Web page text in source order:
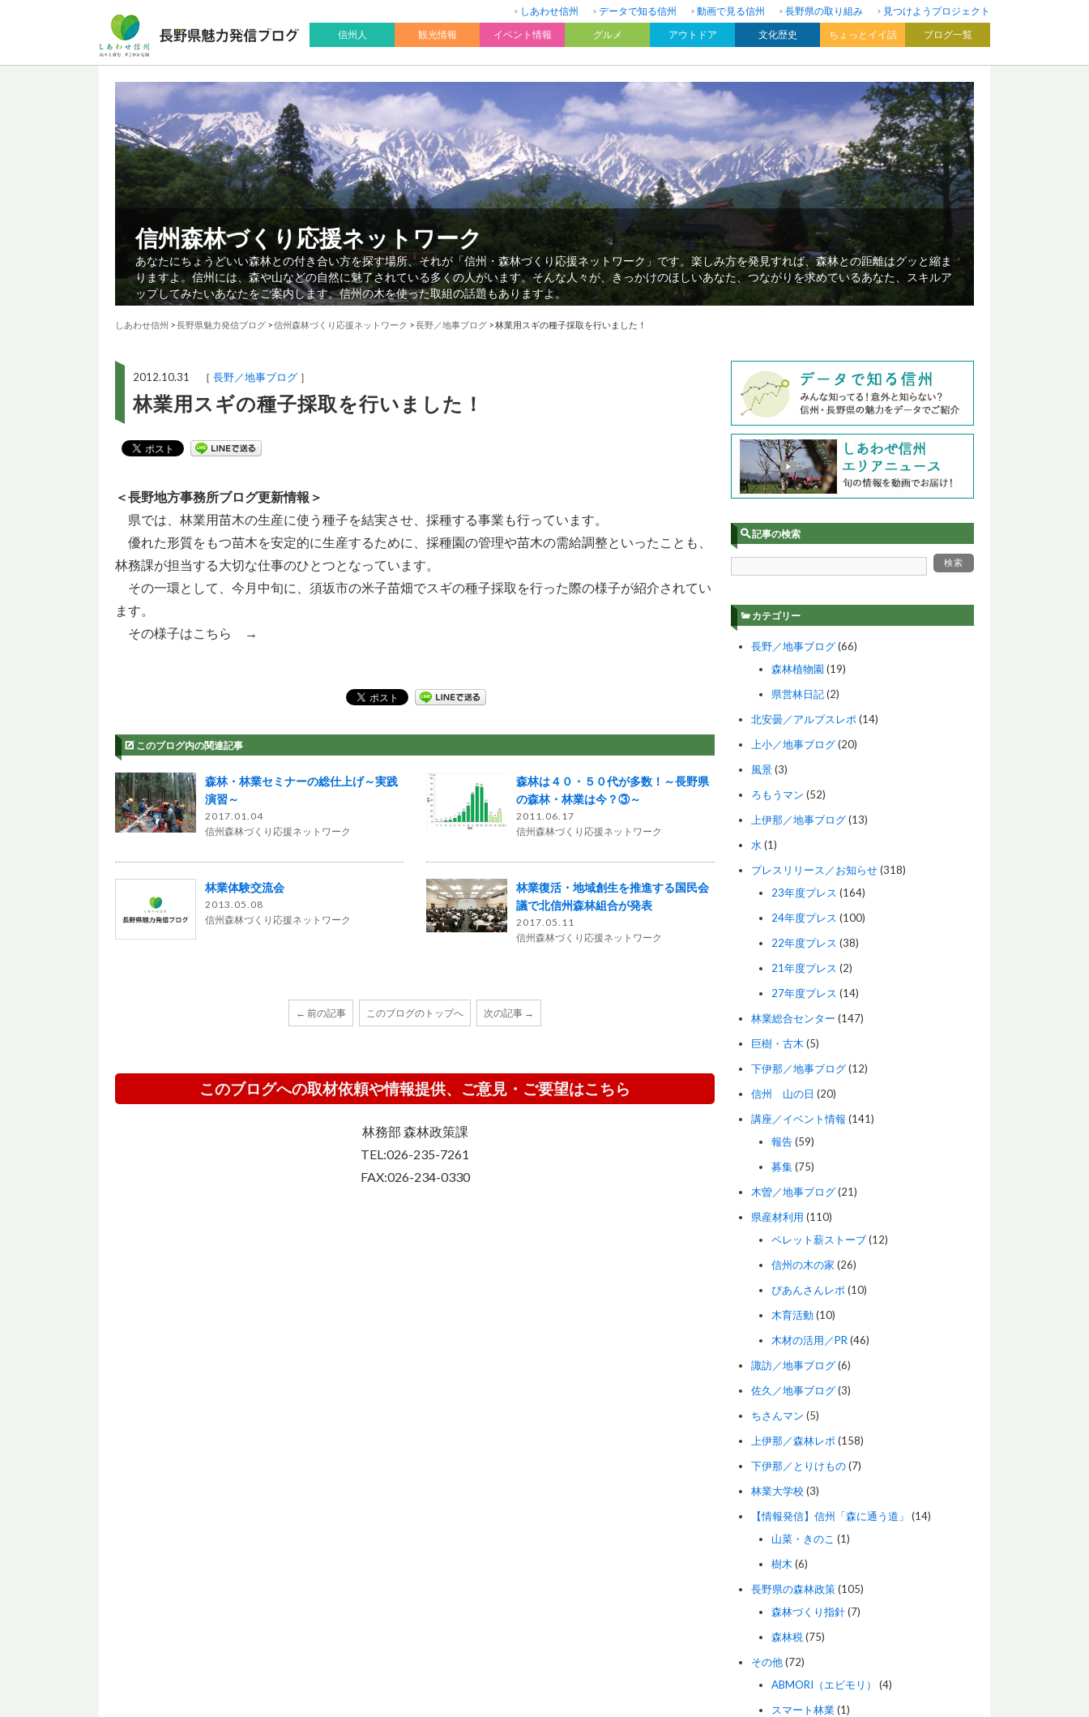
しあわせ信州 データで知る信州 動画で見る信州 長野県の取り組み
見つけようプロジェクト
信州人
観光情報 イベント情報 グルメ アウトドア 文化歴史 ちょっとイイ話 ブログ一覧
信州森林づくり応援ネットワーク
あなたにちょうどいい森林との付き合い方を探す場所、それが「信州・森林づくり応援ネットワーク」です。楽しみ方を発見すれば、森林との距離はグッと縮ま
りますよ。信州には、森や山などの自然に魅了されている多くの人がいます。そんな人々が、きっかけのほしいあなた、つながりを求めているあなた、スキルア
ップしてみたいあなたをご案内します。信州の木を使った取組の話題もありますよ。
しあわせ信州 >長野県魅力発信ブログ >信州森林づくり応援ネットワーク >長野／地事ブログ >林業用スギの種子採取を行いました！
2012.10.31 ［ 長野／地事ブログ ］
林業用スギの種子採取を行いました！
＜長野地方事務所ブログ更新情報＞
県では、林業用苗木の生産に使う種子を結実させ、採種する事業も行っています。
優れた形質をもつ苗木を安定的に生産するために、採種園の管理や苗木の需給調整といったことも、
林務課が担当する大切な仕事のひとつとなっています。
その一環として、今月中旬に、須坂市の米子苗畑でスギの種子採取を行った際の様子が紹介されてい
ます。
その様子はこちら →
このブログ内の関連記事
森林・林業セミナーの総仕上げ～実践
演習～
2017.01.04
信州森林づくり応援ネットワーク
森林は４０・５０代が多数！～長野県
の森林・林業は今？③～
2011.06.17
信州森林づくり応援ネットワーク
林業体験交流会
2013.05.08
信州森林づくり応援ネットワーク
林業復活・地域創生を推進する国民会
議で北信州森林組合が発表
2017.05.11
信州森林づくり応援ネットワーク
← 前の記事 このブログのトップへ 次の記事 →
このブログへの取材依頼や情報提供、ご意見・ご要望はこちら
林務部 森林政策課
TEL:026-235-7261
FAX:026-234-0330
記事の検索
カテゴリー
長野／地事ブログ(66)
森林植物園 (19)
県営林日記(2)
北安曇／アルプスレポ (14)
上小／地事ブログ(20)
風景(3)
ろもうマン (52)
上伊那／地事ブログ(13)
水 (1)
プレスリリース／お知らせ(318)
23年度プレス (164)
24年度プレス (100)
22年度プレス (38)
21年度プレス (2)
27年度プレス (14)
林業総合センター (147)
巨樹・古木 (5)
下伊那／地事ブログ(12)
信州 山の日 (20)
講座／イベント情報 (141)
報告(59)
募集(75)
木曽／地事ブログ(21)
県産材利用 (110)
ペレット薪ストーブ(12)
信州の木の家 (26)
ぴあんさんレポ (10)
木育活動(10)
木材の活用／PR (46)
諏訪／地事ブログ(6)
佐久／地事ブログ(3)
ちさんマン (5)
上伊那／森林レポ (158)
下伊那／とりけもの(7)
林業大学校 (3)
【情報発信】信州「森に通う道」
(14)
山菜・きのこ (1)
樹木 (6)
長野県の森林政策(105)
森林づくり指針(7)
森林税 (75)
その他(72)
ABMORI（エビモリ）
(4)
スマート林業(1)